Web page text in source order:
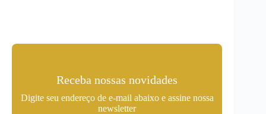
Receba nossas novidades
Digite seu endereço de e-mail abaixo e assine nossa
newsletter